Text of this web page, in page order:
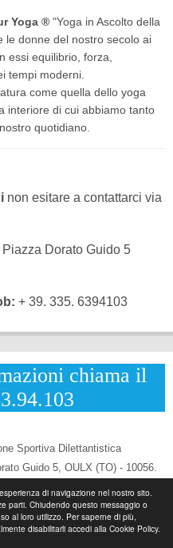
di navigazione nel nostro sito.
parti. Chiudendo questo messaggio o
al loro utilizzo. Per saperne di più,
disabilitarli accedi alla Cookie Policy.
Yoga ® "Yoga in Ascolto della
le donne del nostro secolo ai
essi equilibrio, forza,
tempi moderni.
come quella dello yoga
interiore di cui abbiamo tanto
quotidiano.
non esitare a contattarci via
Piazza Dorato Guido 5
+ 39. 335. 6394103
chiama il
Sportiva Dilettantistica
Guido 5, OULX (TO) - 10056.